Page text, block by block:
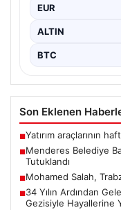
EUR
ALTIN
BTC
Son Eklenen
■Yatırım araçlarının
■Menderes Belediye
Tutuklandı
■Mohamed Salah,
■34 Yılın Ardından
Gezisiyle Hayallerine